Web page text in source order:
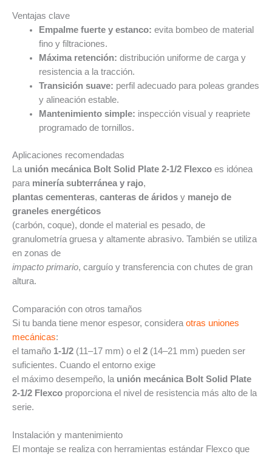
Ventajas clave
Empalme fuerte y estanco: evita bombeo de material
fino y filtraciones.
Máxima retención: distribución uniforme de carga y
resistencia a la tracción.
Transición suave: perfil adecuado para poleas grandes
y alineación estable.
Mantenimiento simple: inspección visual y reapriete
programado de tornillos.
Aplicaciones recomendadas
La unión mecánica Bolt Solid Plate 2-1/2 Flexco es idónea
para minería subterránea y rajo,
plantas cementeras, canteras de áridos y manejo de
graneles energéticos
(carbón, coque), donde el material es pesado, de
granulometría gruesa y altamente abrasivo. También se utiliza
en zonas de
impacto primario, carguío y transferencia con chutes de gran
altura.
Comparación con otros tamaños
Si tu banda tiene menor espesor, considera otras uniones
mecánicas:
el tamaño 1-1/2 (11–17 mm) o el 2 (14–21 mm) pueden ser
suficientes. Cuando el entorno exige
el máximo desempeño, la unión mecánica Bolt Solid Plate
2-1/2 Flexco proporciona el nivel de resistencia más alto de la
serie.
Instalación y mantenimiento
El montaje se realiza con herramientas estándar Flexco que